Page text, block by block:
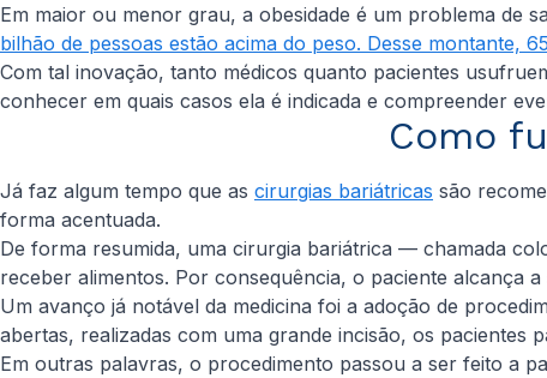
Em maior ou menor grau, a obesidade é um problema de
bilhão de pessoas estão acima do peso. Desse montante,
Com tal inovação, tanto médicos quanto pacientes
conhecer em quais casos ela é indicada e compreender
Como
Já faz algum tempo que as cirurgias bariátricas são
forma acentuada.
De forma resumida, uma cirurgia bariátrica — chamada
receber alimentos. Por consequência, o paciente alcança
Um avanço já notável da medicina foi a adoção de
abertas, realizadas com uma grande incisão, os pacientes
Em outras palavras, o procedimento passou a ser feito a